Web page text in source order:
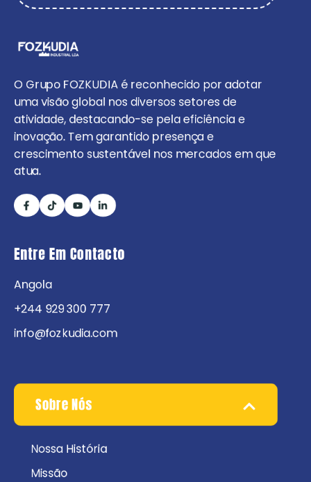
O Grupo FOZKUDIA é reconhecido por adotar
uma visão global nos diversos setores de
atividade, destacando-se pela eficiência e
inovação. Tem garantido presença e
crescimento sustentável nos mercados em que
atua.
Entre Em Contacto
Angola
+244 929 300 777
info@fozkudia.com
Sobre Nós
Nossa História
Missão